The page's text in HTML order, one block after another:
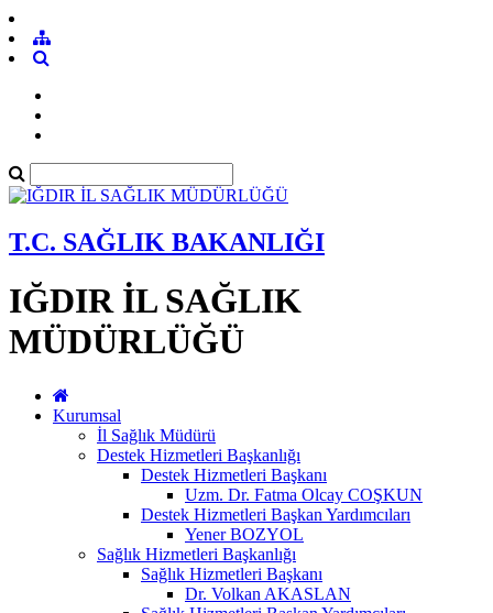
T.C. SAĞLIK BAKANLIĞI
IĞDIR İL SAĞLIK
MÜDÜRLÜĞÜ
Kurumsal
İl Sağlık Müdürü
Destek Hizmetleri Başkanlığı
Destek Hizmetleri Başkanı
Uzm. Dr. Fatma Olcay COŞKUN
Destek Hizmetleri Başkan Yardımcıları
Yener BOZYOL
Sağlık Hizmetleri Başkanlığı
Sağlık Hizmetleri Başkanı
Dr. Volkan AKASLAN